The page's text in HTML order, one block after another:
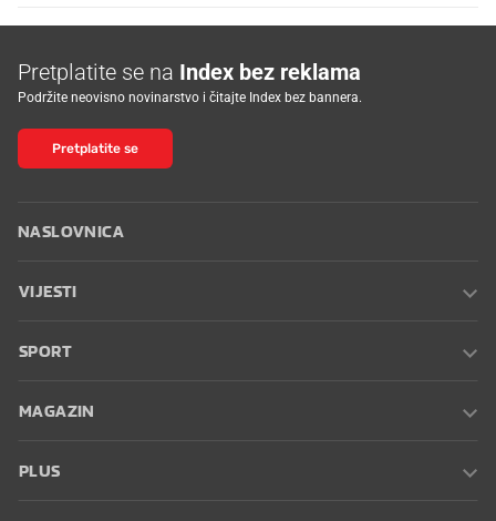
Pretplatite se na Index bez reklama
Podržite neovisno novinarstvo i čitajte Index bez bannera.
Pretplatite se
NASLOVNICA
VIJESTI
SPORT
MAGAZIN
PLUS